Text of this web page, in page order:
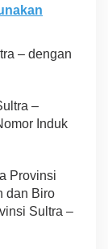
– dengan
–
Induk
Provinsi
dan Biro
Sultra –